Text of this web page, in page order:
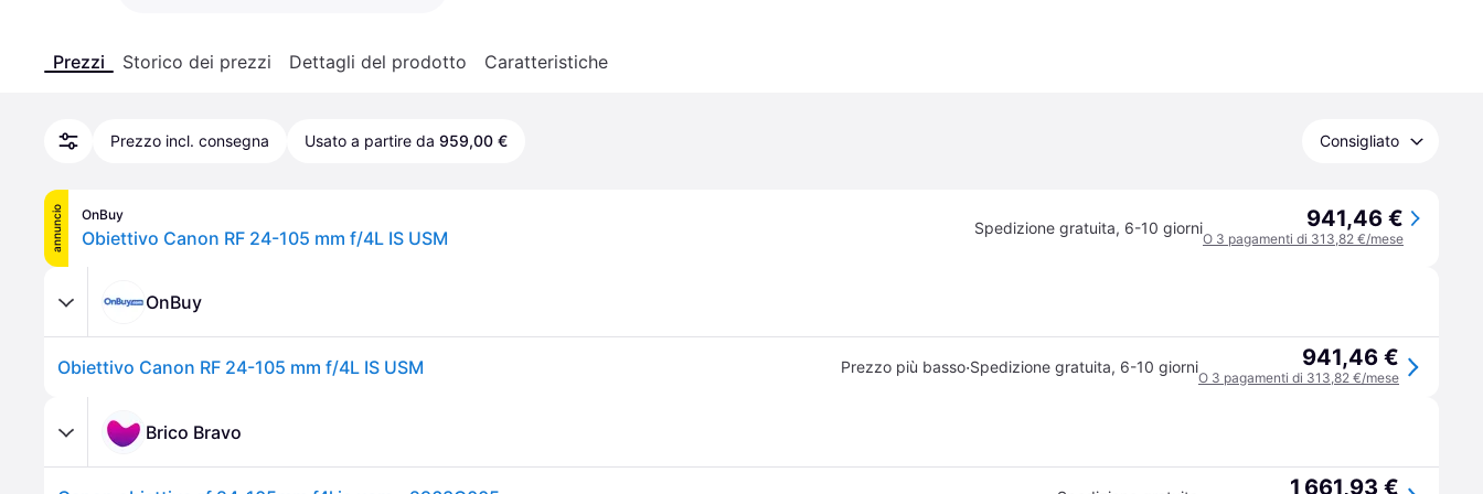
Prezzi Storico dei prezzi Dettagli del prodotto Caratteristiche
Prezzo incl. consegna Usato a partire da 959,00 € Consigliato
annuncio OnBuy
Obiettivo Canon RF 24-105 mm f/4L IS USM Spedizione gratuita, 6-10 giorni 941,46 €
O 3 pagamenti di 313,82 €/mese
OnBuy
Obiettivo Canon RF 24-105 mm f/4L IS USM Prezzo più basso·Spedizione gratuita, 6-10 giorni 941,46 €
O 3 pagamenti di 313,82 €/mese
Brico Bravo
1 661,93 €